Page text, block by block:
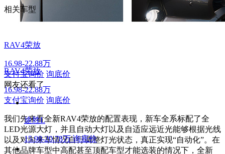
RAV4荣放
16.98-22.88万
支付宝询价 询底价
我们先来看全新RAV4荣放的配置表现，新车全系标配了全
LED光源大灯，并且自动大灯以及自适应远近光能够根据光线
以及对向来车情况自行调整灯光状态，真正实现“自动化”。在
其他品牌车型中高配甚至顶配车型才能选装的情况下，全新
相关车型
RAV4荣放
16.98-22.88万
支付宝询价 询底价
网友还看了
途胜L
15.98-20.78万 询底价